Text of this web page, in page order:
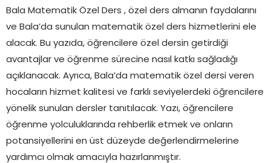
Bala Matematik Özel Ders , özel ders almanın faydalarını
ve Bala’da sunulan matematik özel ders hizmetlerini ele
alacak. Bu yazıda, öğrencilere özel dersin getirdiği
avantajlar ve öğrenme sürecine nasıl katkı sağladığı
açıklanacak. Ayrıca, Bala’da matematik özel dersi veren
hocaların hizmet kalitesi ve farklı seviyelerdeki öğrencilere
yönelik sunulan dersler tanıtılacak. Yazı, öğrencilere
öğrenme yolculuklarında rehberlik etmek ve onların
potansiyellerini en üst düzeyde değerlendirmelerine
yardımcı olmak amacıyla hazırlanmıştır.